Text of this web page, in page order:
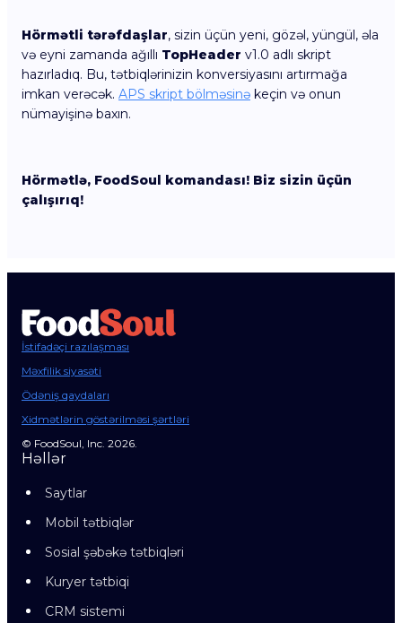
Hörmətli tərəfdaşlar, sizin üçün yeni, gözəl, yüngül, əla
və eyni zamanda ağıllı TopHeader v1.0 adlı skript
hazırladıq. Bu, tətbiqlərinizin konversiyasını artırmağa
imkan verəcək. APS skript bölməsinə keçin və onun
nümayişinə baxın.
Hörmətlə, FoodSoul komandası! Biz sizin üçün
çalışırıq!
İstifadəçi razılaşması
Məxfilik siyasəti
Ödəniş qaydaları
Xidmətlərin göstərilməsi şərtləri
© FoodSoul, Inc. 2026.
Həllər
Saytlar
Mobil tətbiqlər
Sosial şəbəkə tətbiqləri
Kuryer tətbiqi
CRM sistemi